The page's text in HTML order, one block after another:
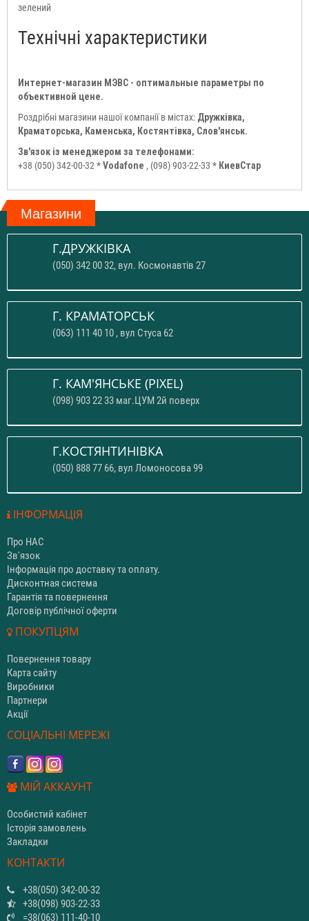
зелений
Технічні характеристики
Интернет-магазин МЭВС - оптимальные параметры по
объективной цене.
Роздрібні магазини нашої компанії в містах: Дружківка,
Краматорська, Каменська, Костянтівка, Слов'янськ.
Зв'язок із менеджером за телефонами:
+38 (050) 342-00-32 *Vodafone , (098) 903-22-33 * КиевСтар
Магазини
Г.ДРУЖКІВКА
(050) 342 00 32, вул. Космонавтів 27
Г. КРАМАТОРСЬК
(063) 111 40 10 , вул Стуса 62
Г. КАМ'ЯНСЬКЕ (PIXEL)
(098) 903 22 33 маг.ЦУМ 2й поверх
Г.КОСТЯНТИНІВКА
(050) 888 77 66, вул Ломоносова 99
ІНФОРМАЦІЯ
Про НАС
Зв'язок
Інформація про доставку та оплату.
Дисконтная система
Гарантія та повернення
Договір публічної оферти
ПОКУПЦЯМ
Повернення товару
Карта сайту
Виробники
Партнери
Акції
СОЦІАЛЬНІ МЕРЕЖІ
МІЙ АККАУНТ
Особистий кабінет
Історія замовлень
Закладки
КОНТАКТИ
+38(050) 342-00-32
+38(098) 903-22-33
=38(063) 111-40-10